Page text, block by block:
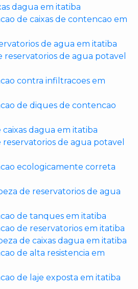
dagua em itatiba
de caixas de contencao em
de agua em itatiba
de agua potavel
contra infiltracoes em
de diques de contencao
caixas dagua em itatiba
reservatorios de agua potavel
ecologicamente correta
de reservatorios de agua
de tanques em itatiba
de reservatorios em itatiba
de caixas dagua em itatiba
de alta resistencia em
de laje exposta em itatiba